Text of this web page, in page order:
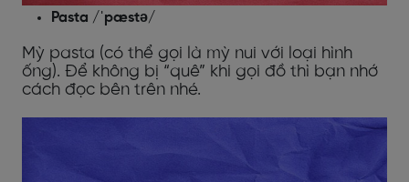
Pasta /ˈpæstə/
Mỳ pasta (có thể gọi là mỳ nui với loại hình
ống). Để không bị “quê” khi gọi đồ thì bạn nhớ
cách đọc bên trên nhé.